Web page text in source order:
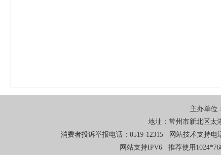
主办单位
地址：常州市新北区
消费者投诉举报电话：0519-12315 网站技术支持电
网站支持IPV6 推荐使用